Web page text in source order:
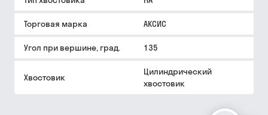
Торговая марка АКСИС
Угол при вершине, град. 135
Хвостовик
Цилиндрический
хвостовик